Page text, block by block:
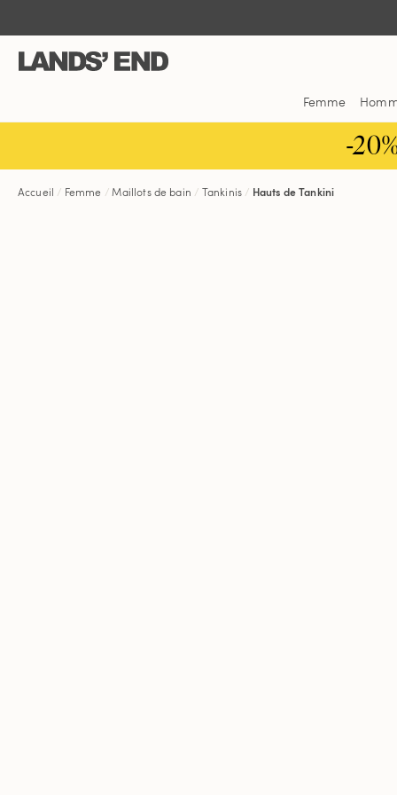
contenu
navigation
barre
Femme
-
Accueil Femme Maillots de bain Tankinis Hauts de Tankini